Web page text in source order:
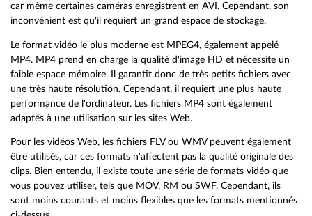
car même certaines caméras enregistrent en AVI. Cependant, son
inconvénient est qu'il requiert un grand espace de stockage.
Le format vidéo le plus moderne est MPEG4, également appelé
MP4. MP4 prend en charge la qualité d'image HD et nécessite un
faible espace mémoire. Il garantit donc de très petits fichiers avec
une très haute résolution. Cependant, il requiert une plus haute
performance de l'ordinateur. Les fichiers MP4 sont également
adaptés à une utilisation sur les sites Web.
Pour les vidéos Web, les fichiers FLV ou WMV peuvent également
être utilisés, car ces formats n'affectent pas la qualité originale des
clips. Bien entendu, il existe toute une série de formats vidéo que
vous pouvez utiliser, tels que MOV, RM ou SWF. Cependant, ils
sont moins courants et moins flexibles que les formats mentionnés